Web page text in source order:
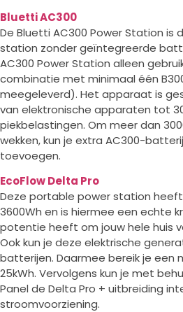
Bluetti AC300
De Bluetti AC300 Power Station is
station zonder geïntegreerde
AC300 Power Station alleen
combinatie met minimaal één
meegeleverd). Het apparaat is
van elektronische apparaten tot
piekbelastingen. Om meer dan
wekken, kun je extra AC300-
toevoegen.
EcoFlow Delta Pro
Deze portable power station
3600Wh en is hiermee een echte
potentie heeft om jouw hele huis
Ook kun je deze elektrische
batterijen. Daarmee bereik je een
25kWh. Vervolgens kun je met
Panel de Delta Pro + uitbreiding
stroomvoorziening.